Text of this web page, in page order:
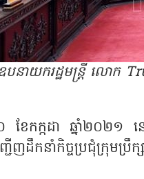
បនាយករដ្ឋមន្ត្រី លោក
០ ខែកក្កដា ឆ្នាំ២០២
ើញដឹកនាំកិច្ចប្រជុំក្រុម